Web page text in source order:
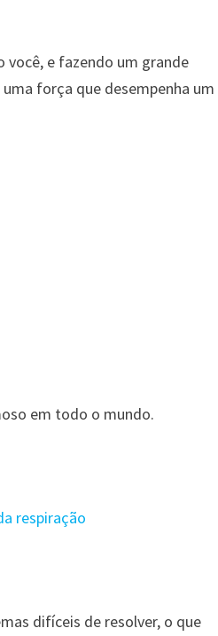
você, e fazendo um grande
força que desempenha um
em todo o mundo.
respiração
difíceis de resolver, o que